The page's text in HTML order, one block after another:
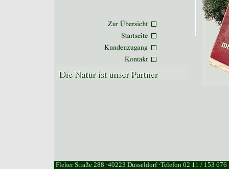
Fleher Straße 288 ·40223 Düsseldorf ·Telefon 02 11 / 153